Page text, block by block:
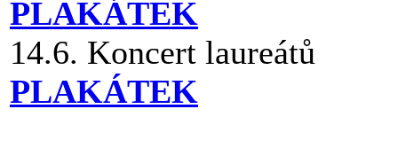
PLAKÁTEK
14.6. Koncert laureátů
PLAKÁTEK